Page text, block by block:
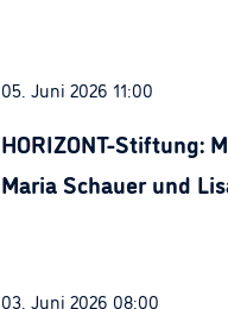
05. Juni 2026 11:00
HORIZONT-Stiftung:
Maria Schauer und
03. Juni 2026 08:00